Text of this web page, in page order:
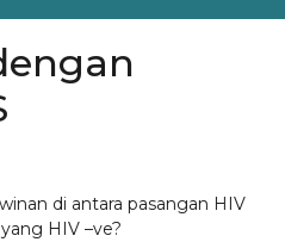
di antara pasangan HIV
HIV –ve?